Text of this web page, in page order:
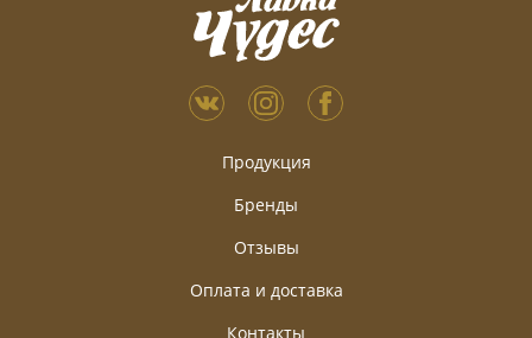
Продукция
Бренды
Отзывы
Оплата и доставка
Контакты